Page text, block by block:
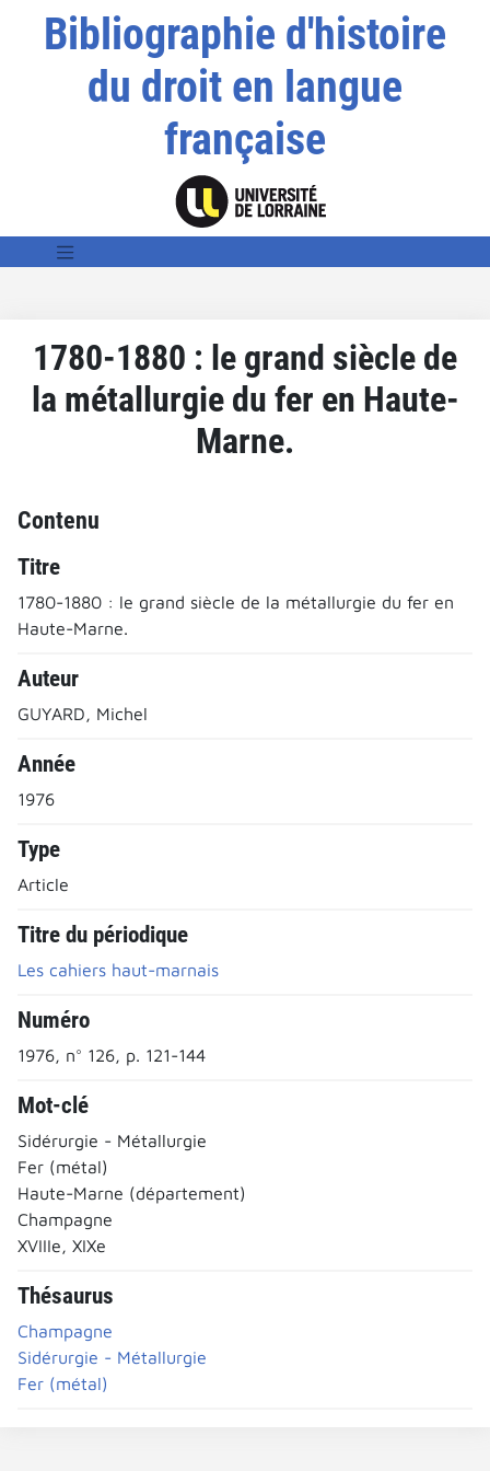
Bibliographie d'histoire
du droit en langue
française
1780-1880 : le grand siècle de
la métallurgie du fer en Haute-
Marne.
Contenu
Titre
1780-1880 : le grand siècle de la métallurgie du fer en
Haute-Marne.
Auteur
GUYARD, Michel
Année
1976
Type
Article
Titre du périodique
Les cahiers haut-marnais
Numéro
1976, n° 126, p. 121-144
Mot-clé
Sidérurgie - Métallurgie
Fer (métal)
Haute-Marne (département)
Champagne
XVIIIe, XIXe
Thésaurus
Champagne
Sidérurgie - Métallurgie
Fer (métal)